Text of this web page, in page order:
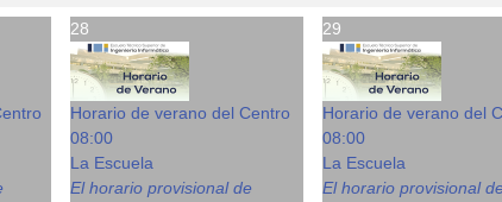
28
Horario de verano del Centro
08:00
La Escuela
El horario provisional de
29
Horario de verano del
08:00
La Escuela
El horario provisional